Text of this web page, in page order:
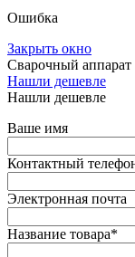
Ошибка
Закрыть окно
Сварочный
Нашли дешевле
Нашли дешевле
Ваше имя
Контактный
Электронная почта
Название товара*